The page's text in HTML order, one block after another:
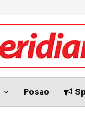
Posao